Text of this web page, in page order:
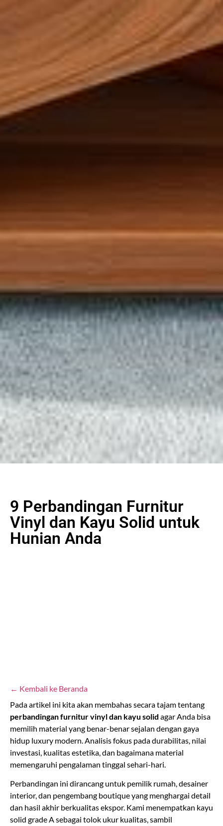
9 Perbandingan Furnitur
Vinyl dan Kayu Solid untuk
Hunian Anda
← Kembali ke Beranda
Pada artikel ini kita akan membahas secara tajam tentang
perbandingan furnitur vinyl dan kayu solid agar Anda bisa
memilih material yang benar-benar sejalan dengan gaya
hidup luxury modern. Analisis fokus pada durabilitas, nilai
investasi, kualitas estetika, dan bagaimana material
memengaruhi pengalaman tinggal sehari-hari.
Perbandingan ini dirancang untuk pemilik rumah, desainer
interior, dan pengembang boutique yang menghargai detail
dan hasil akhir berkualitas ekspor. Kami menempatkan kayu
solid grade A sebagai tolok ukur kualitas, sambil